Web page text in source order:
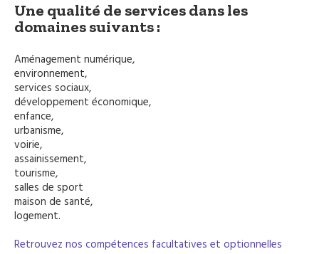
Une qualité de services dans les
domaines suivants :
Aménagement numérique,
environnement,
services sociaux,
développement économique,
enfance,
urbanisme,
voirie,
assainissement,
tourisme,
salles de sport
maison de santé,
logement.
Retrouvez nos compétences facultatives et optionnelles